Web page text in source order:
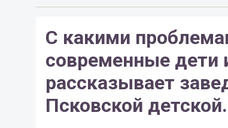
С какими
современные дети
рассказывает
Псковской